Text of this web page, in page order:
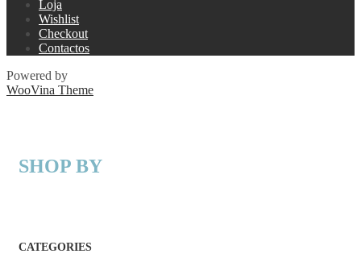
Loja
Wishlist
Checkout
Contactos
Powered by
WooVina Theme
SHOP BY
CATEGORIES